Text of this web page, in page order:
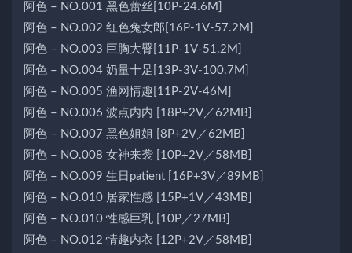
阿色 – NO.001 黑色蕾丝[10P-24.6M]
阿色 – NO.002 红色兔女郎[16P-1V-57.2M]
阿色 – NO.003 巨胸大臀[11P-1V-51.2M]
阿色 – NO.004 奶量十足[13P-3V-100.7M]
阿色 – NO.005 渔网情趣[11P-2V-46M]
阿色 – NO.006 波点内内 [18P+2V／62MB]
阿色 – NO.007 黑色姐姐 [8P+2V／62MB]
阿色 – NO.008 女神来袭 [10P+2V／58MB]
阿色 – NO.009 生日patient [16P+3V／89MB]
阿色 – NO.010 居家性感 [15P+1V／43MB]
阿色 – NO.010 性感巨乳 [10P／27MB]
阿色 – NO.012 情趣内衣 [12P+2V／58MB]